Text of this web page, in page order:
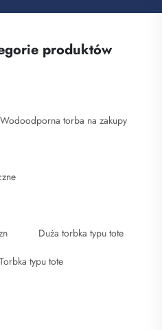
produktów
Wodoodporna torba na zakupy
Duża torbka typu tote
Torbka typu tote